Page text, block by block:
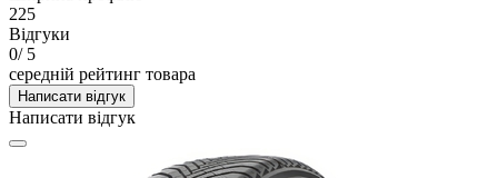
225
Відгуки
0/ 5
середній рейтинг товара
Написати відгук
Написати відгук